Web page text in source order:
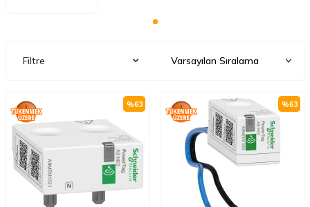
Filtre
%63 %63